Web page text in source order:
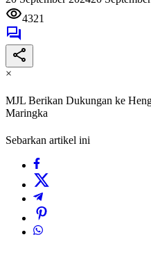
4321
×
MJL Berikan Dukungan ke
Maringka
Sebarkan artikel ini